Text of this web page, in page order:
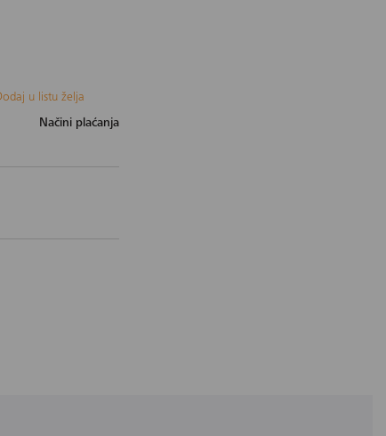
u listu želja
Načini plaćanja